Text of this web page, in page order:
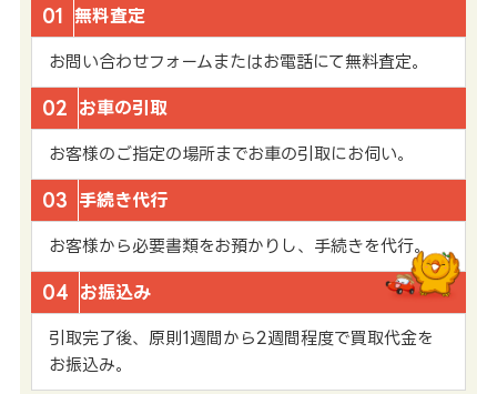
01 無料査定
お問い合わせフォームまたはお電話にて無料査定。
02 お車の引取
お客様のご指定の場所までお車の引取にお伺い。
03 手続き代行
お客様から必要書類をお預かりし、手続きを代行。
04 お振込み
引取完了後、原則1週間から2週間程度で買取代金を
お振込み。